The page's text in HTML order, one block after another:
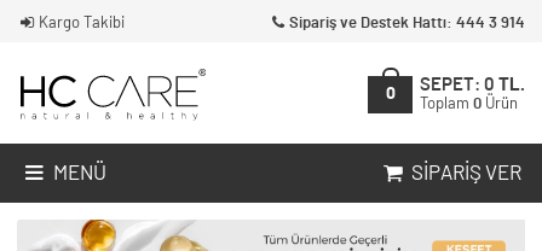
Kargo Takibi Sipariş ve Destek Hattı: 444 3 914
0
SEPET: 0 TL.
Toplam 0 Ürün
MENÜ SIPARIŞ VER